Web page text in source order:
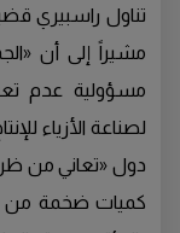
تناول راسبيري
مشيراً إلى أن
مسؤولية عدم
لصناعة الأزياء
دول «تعاني من
كميات ضخمة من